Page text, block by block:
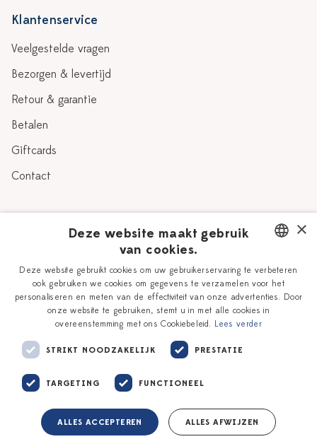
Klantenservice
Veelgestelde vragen
Bezorgen & levertijd
Retour & garantie
Betalen
Giftcards
Contact
Verhaal
Onze plateelschilders
Delfts Blauw
Workshops
Vacatures
Zakelijk
DUTCH
ENGLISH
×
Deze website maakt gebruik
van cookies.
Deze website gebruikt cookies om uw gebruikerservaring te verbeteren
ook gebruiken we cookies om gegevens te verzamelen voor het
personaliseren en meten van de effectiviteit van onze advertenties. Door
onze website te gebruiken, stemt u in met alle cookies in
overeenstemming met ons Cookiebeleid. Lees verder
STRIKT NOODZAKELIJK PRESTATIE
TARGETING FUNCTIONEEL
ALLES ACCEPTEREN ALLES AFWIJZEN